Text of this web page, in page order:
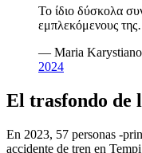
Το ίδιο δύσκολα
εμπλεκόμενους
— Maria
2024
El trasfondo de
En 2023, 57 personas -
accidente de tren en